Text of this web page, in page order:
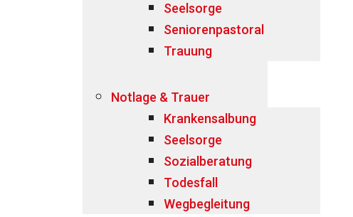
Seelsorge
Seniorenpastoral
Trauung
Notlage & Trauer
Krankensalbung
Seelsorge
Sozialberatung
Todesfall
Wegbegleitung